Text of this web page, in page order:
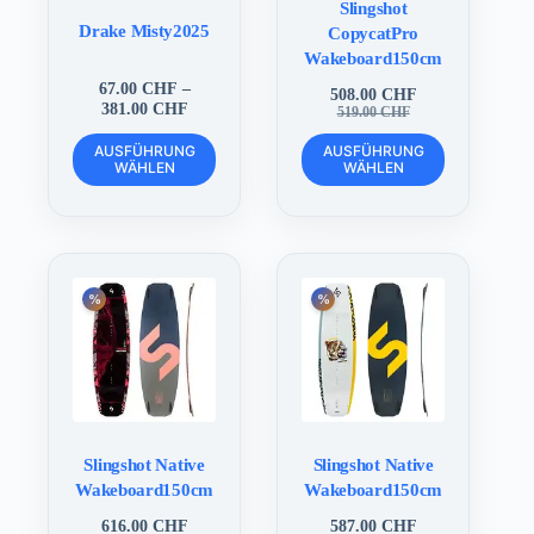
Drake Misty2025
67.00 CHF –
381.00 CHFPreisspanne:
bis
381.00 CHF
AUSFÜHRUNG
WÄHLEN
Dieses
Produkt
weist
Optionen
können
auf
der
Produktseite
gewählt
werden
Slingshot
CopycatPro
Wakeboard150cm
519.00CHF
Ursprünglicher
Preis
war:
519.00 CHF
508.00 CHF
Aktueller
Preis
ist:
508.00 CHF.
AUSFÜHRUNG
WÄHLEN
Dieses
Produkt
weist
Optionen
können
auf
der
Produktseite
gewählt
werden
Slingshot Native
Wakeboard150cm
616.00 CHF
Slingshot Native
Wakeboard150cm
587.00 CHF